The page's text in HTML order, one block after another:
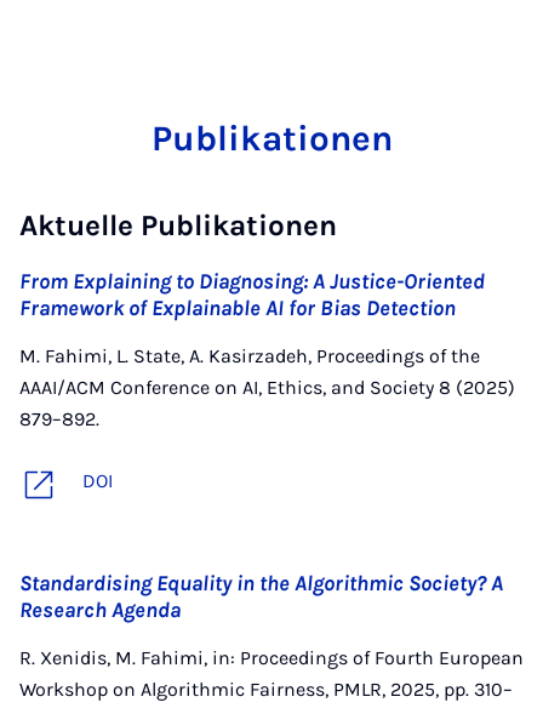
Publikationen
Aktuelle Publikationen
From Explaining to Diagnosing: A Justice-Oriented
Framework of Explainable AI for Bias Detection
M. Fahimi, L. State, A. Kasirzadeh, Proceedings of the
AAAI/ACM Conference on AI, Ethics, and Society 8 (2025)
879–892.
DOI
Standardising Equality in the Algorithmic Society? A
Research Agenda
R. Xenidis, M. Fahimi, in: Proceedings of Fourth European
Workshop on Algorithmic Fairness, PMLR, 2025, pp. 310–